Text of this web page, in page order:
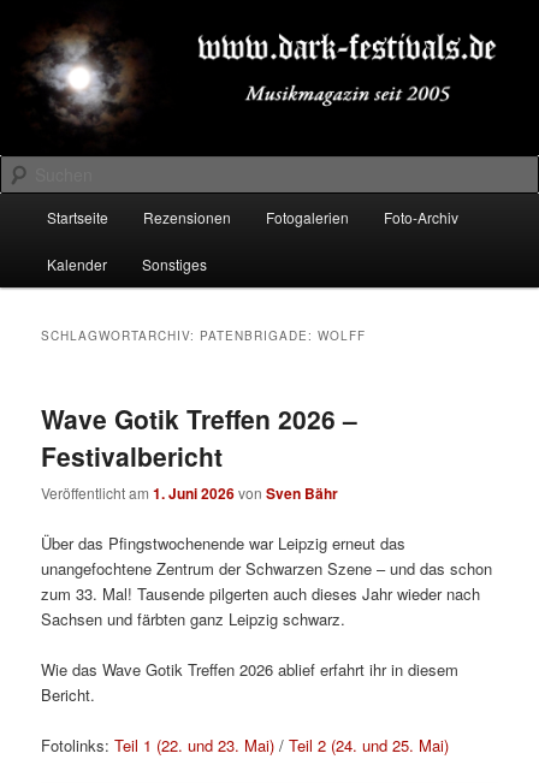
primären
Inhalt
springen
sekundären
Inhalt
springenDARK-FESTIVALS.DE
Suchen
Startseite Rezensionen Fotogalerien Foto-Archiv
Kalender Sonstiges
SCHLAGWORTARCHIV: PATENBRIGADE: WOLFF
Wave Gotik Treffen 2026 –
Festivalbericht
Veröffentlicht am1. Juni 2026vonSven Bähr
Über das Pfingstwochenende war Leipzig erneut das
unangefochtene Zentrum der Schwarzen Szene – und das schon
zum 33. Mal! Tausende pilgerten auch dieses Jahr wieder nach
Sachsen und färbten ganz Leipzig schwarz.
Wie das Wave Gotik Treffen 2026 ablief erfahrt ihr in diesem
Bericht.
Fotolinks:Teil 1 (22. und 23. Mai) /Teil 2 (24. und 25. Mai)